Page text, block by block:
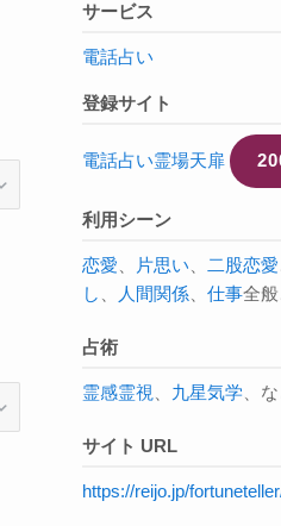
サービス
電話占い
登録サイト
電話占い霊場天扉
利用シーン
恋愛 片思い 二股恋愛
し
人間関係 仕事全般
占術
霊感霊視 九星気学 、
サイト URL
https://reijo.jp/